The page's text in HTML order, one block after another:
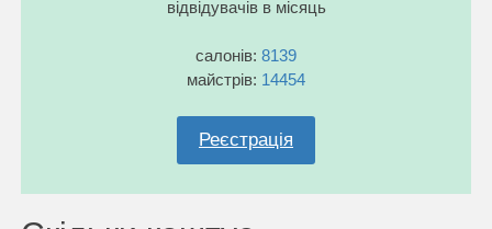
відвідувачів в місяць
салонів: 8139
майстрів: 14454
Реєстрація